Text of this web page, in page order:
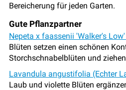
Bereicherung für jeden Garten.
Gute Pflanzpartner
Nepeta x faassenii 'Walker's
Blüten setzen einen schönen
Storchschnabelblüten und
Lavandula angustifolia (Echter
Laub und violette Blüten